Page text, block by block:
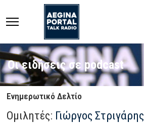
Οι ειδήσεις σε podcast
Ενημερωτικό Δελτίο
Ομιλητές: Γιώργος Στριγάρης